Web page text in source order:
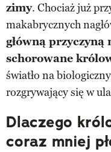
zimy. Chociaż już
makabrycznych
główną przyczyną
schorowane
światło na
rozgrywający się w
Dlaczego
coraz mniej